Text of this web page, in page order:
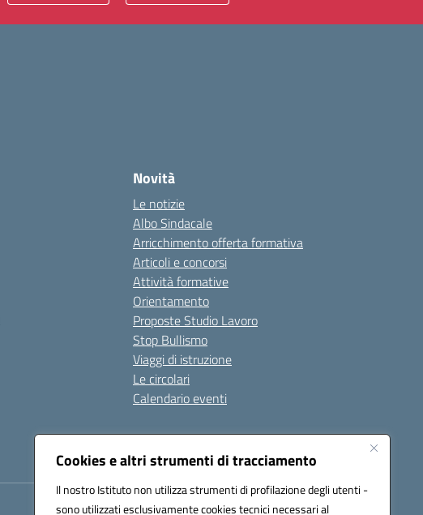
Cookies e altri strumenti di tracciamento
Il nostro Istituto non utilizza strumenti di profilazione degli utenti -
sono utilizzati esclusivamente cookies tecnici necessari al
Novità
Le notizie
Albo Sindacale
Arricchimento offerta formativa
Articoli e concorsi
Attività formative
Orientamento
Proposte Studio Lavoro
Stop Bullismo
Viaggi di istruzione
Le circolari
Calendario eventi
Seguici su: